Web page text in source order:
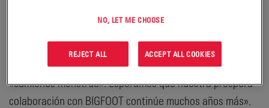
relación de veinte años con BIGFOOT valida la fiabilidad,
el valor y el rendimiento de las baterías ODYSSEY®,
incluso en entornos tan extremos como las carreras de
«camiones monstruo». Esperamos que nuestra próspera
colaboración con BIGFOOT continúe muchos años más».
NO, LET ME CHOOSE
REJECT ALL ACCEPT ALL COOKIES